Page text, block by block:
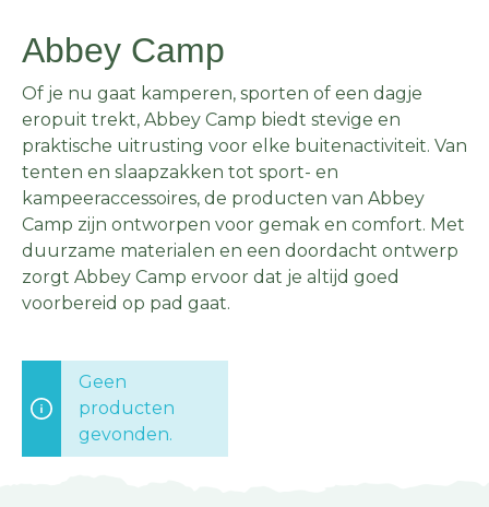
Abbey Camp
Of je nu gaat kamperen, sporten of een dagje
eropuit trekt, Abbey Camp biedt stevige en
praktische uitrusting voor elke buitenactiviteit. Van
tenten en slaapzakken tot sport- en
kampeeraccessoires, de producten van Abbey
Camp zijn ontworpen voor gemak en comfort. Met
duurzame materialen en een doordacht ontwerp
zorgt Abbey Camp ervoor dat je altijd goed
voorbereid op pad gaat.
Geen
producten
gevonden.